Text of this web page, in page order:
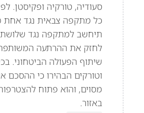
סעודיה, טורקיה ופקיסטן.
כל מתקפה צבאית נגד אחת
תיחשב למתקפה נגד
לחזק את ההרתעה
שיתוף הפעולה הביטחוני.
וטורקים הבהירו כי ההסכם
מסוים, והוא פתוח
באזור.